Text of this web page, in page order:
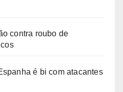
contra roubo de
é bi com atacantes